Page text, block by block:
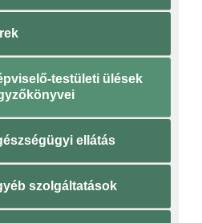
testületi ülések
ellátás
szolgáltatások